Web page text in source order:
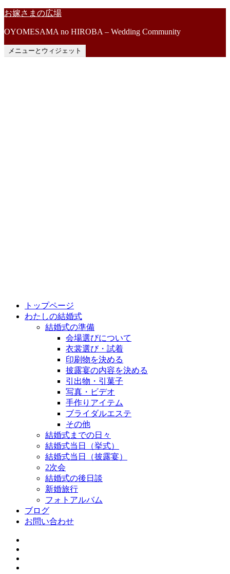
コ
テ
ン
ツ
お嫁さまの広場
OYOMESAMA no HIROBA – Wedding Community
メニューとウィジェット
トップページ
わたしの結婚式
結婚式の準備
会場選びについて
衣裳選び・試着
印刷物を決める
披露宴の内容を決める
引出物・引菓子
写真・ビデオ
手作りアイテム
ブライダルエステ
その他
結婚式までの日々
結婚式当日（挙式）
結婚式当日（披露宴）
2次会
結婚式の後日談
新婚旅行
フォトアルバム
ブログ
お問い合わせ